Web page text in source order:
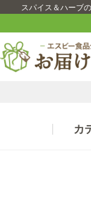
スパイス＆ハーブ
カ